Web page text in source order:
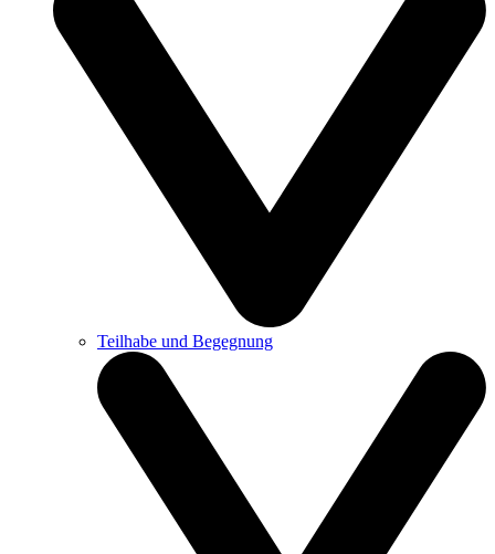
Teilhabe und Begegnung